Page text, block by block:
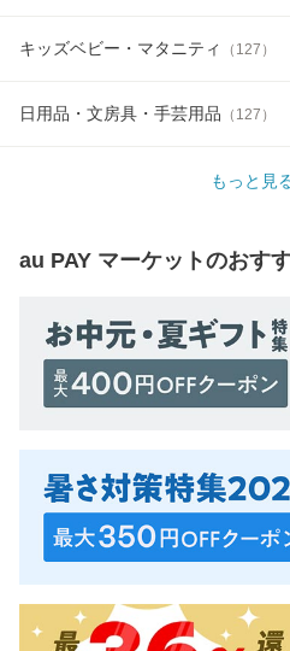
キッズベビー・マタニティ （ 127 ）
日用品・文房具・手芸用品 （ 127 ）
もっと見
au PAY マーケットのおす